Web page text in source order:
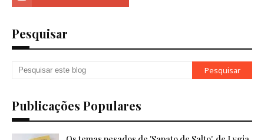
Pesquisar
Publicações Populares